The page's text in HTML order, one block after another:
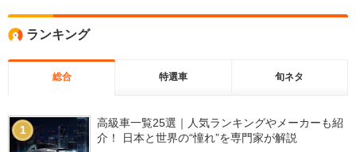
ランキング
総合 特選車 旬ネタ
1
高級車一覧25選｜人気ランキングやメーカーも紹
介！ 日本と世界の“憧れ”を専門家が解説